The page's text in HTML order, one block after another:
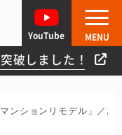
破しました！
YouTube MENU
ンションリモデル」／お